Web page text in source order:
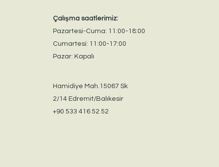
Çalışma saatlerimiz:
Pazartesi-Cuma: 11:00-18:00
Cumartesi: 11:00-17:00
Pazar: Kapalı
Hamidiye Mah.15067 Sk
2/14 Edremit/Balıkesir
+90 533 416 52 52